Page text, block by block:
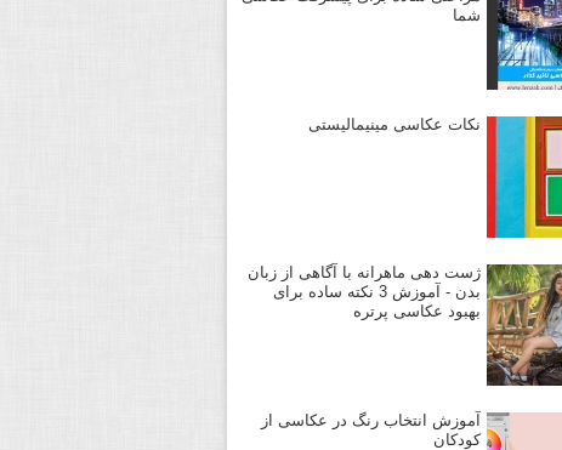
شما
نکات عکاسی مینیمالیستی
ژست دهی ماهرانه با آگاهی از زبان
بدن - آموزش 3 نکته ساده برای
بهبود عکاسی پرتره
آموزش انتخاب رنگ در عکاسی از
کودکان